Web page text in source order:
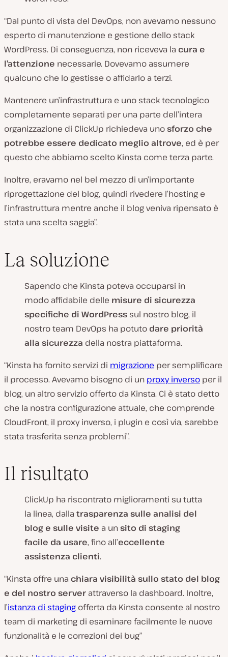
“Dal punto di vista del DevOps, non avevamo nessuno
esperto di manutenzione e gestione dello stack
WordPress. Di conseguenza, non riceveva la cura e
l’attenzione necessarie. Dovevamo assumere
qualcuno che lo gestisse o affidarlo a terzi.
Mantenere un’infrastruttura e uno stack tecnologico
completamente separati per una parte dell’intera
organizzazione di ClickUp richiedeva unosforzo che
potrebbe essere dedicato meglio altrove, ed è per
questo che abbiamo scelto Kinsta come terza parte.
Inoltre, eravamo nel bel mezzo di un’importante
riprogettazione del blog, quindi rivedere l’hosting e
l’infrastruttura mentre anche il blog veniva ripensato è
stata una scelta saggia”.
La soluzione
Sapendo che Kinsta poteva occuparsi in
modo affidabile delle misure di sicurezza
specifiche di WordPress sul nostro blog, il
nostro team DevOps ha potuto dare priorità
alla sicurezza della nostra piattaforma.
“Kinsta ha fornito servizi di migrazione per semplificare
il processo. Avevamo bisogno di un proxy inverso per il
blog, un altro servizio offerto da Kinsta. Ci è stato detto
che la nostra configurazione attuale, che comprende
CloudFront, il proxy inverso, i plugin e così via, sarebbe
stata trasferita senza problemi”.
Il risultato
ClickUp ha riscontrato miglioramenti su tutta
la linea, dalla trasparenza sulle analisi del
blog e sulle visite a unsito di staging
facile da usare, fino all’eccellente
assistenza clienti.
“Kinsta offre una chiara visibilità sullo stato del blog
e del nostro server attraverso la dashboard. Inoltre,
l’istanza di staging offerta da Kinsta consente al nostro
team di marketing di esaminare facilmente le nuove
funzionalità e le correzioni dei bug”